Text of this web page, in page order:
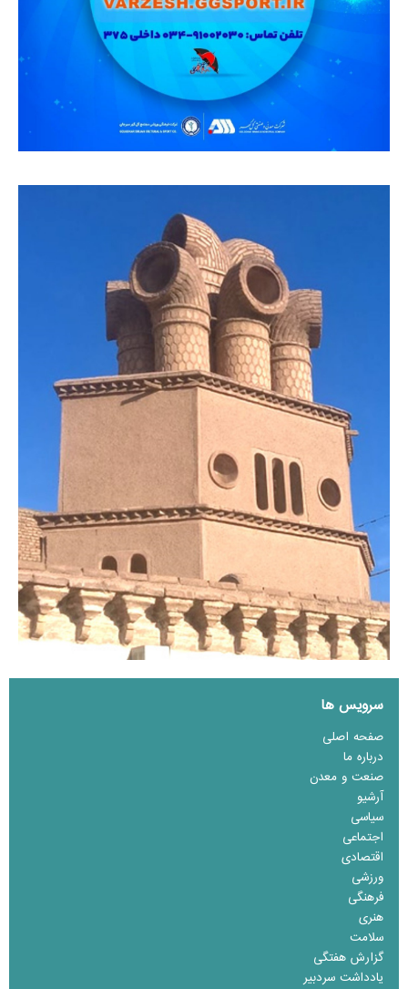
سرویس ها
صفحه اصلی
درباره ما
صنعت و معدن
آرشیو
سیاسی
اجتماعی
اقتصادی
ورزشی
فرهنگی
هنری
سلامت
گزارش هفتگی
یادداشت سردبیر